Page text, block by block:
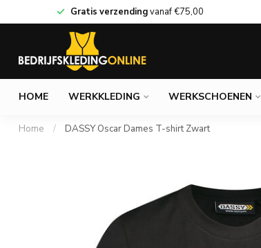
Gratis verzendingvanaf€75,00
HOME WERKKLEDING WERKSCHOENEN
Home / DASSY Oscar Dames T-shirt Zwart